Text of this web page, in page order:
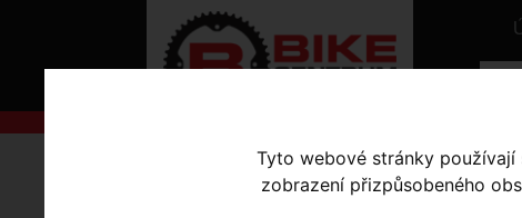
Tyto webové stránky
zobrazení přizpůsobeného
Úvodní